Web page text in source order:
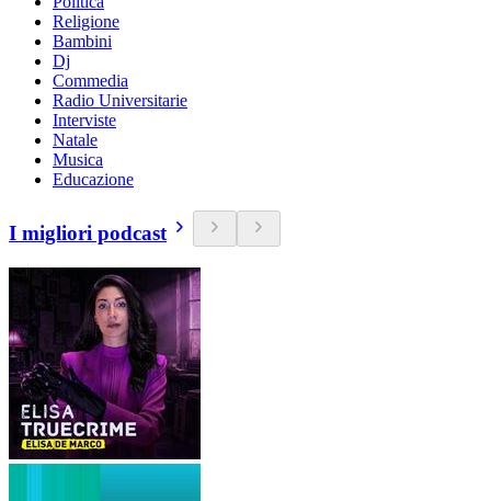
Religione
Bambini
Dj
Commedia
Radio Universitarie
Interviste
Natale
Musica
Educazione
I migliori podcast